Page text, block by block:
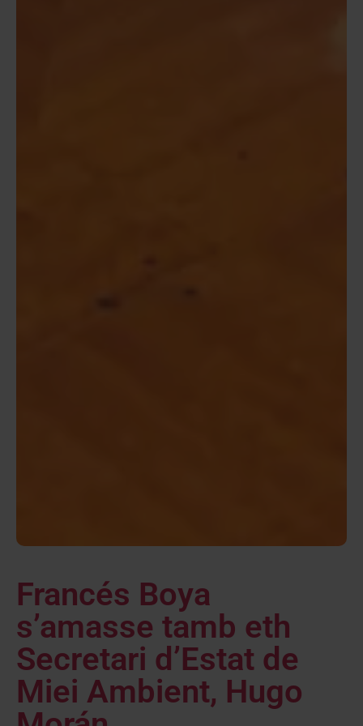
Francés Boya
s’amasse tamb eth
Secretari d’Estat de
Miei Ambient, Hugo